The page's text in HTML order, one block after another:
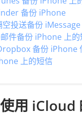
备份 iPhone
投送备份 iMessage
件备份 iPhone 上的
备份 iPhone
上的短信
用 iCloud